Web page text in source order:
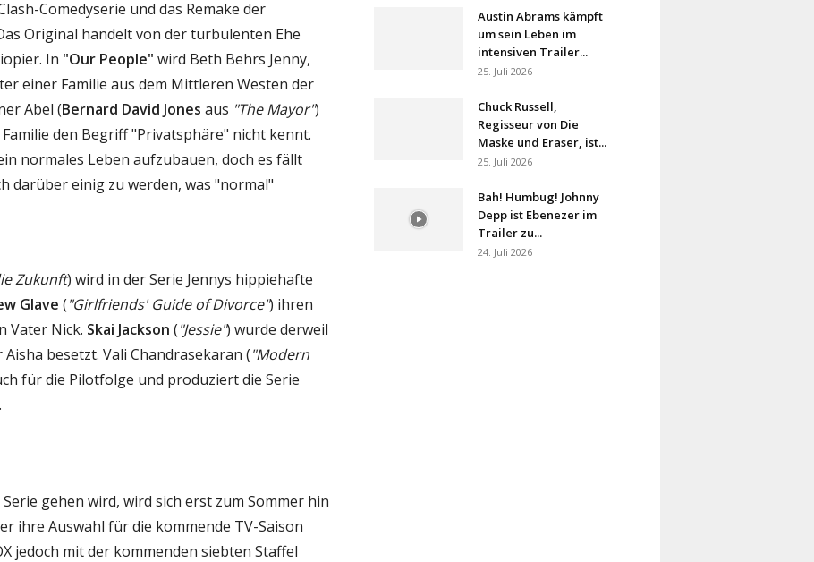
Comedyserie und das Remake der
Original handelt von der turbulenten Ehe
In "Our People" wird Beth Behrs Jenny,
einer Familie aus dem Mittleren Westen der
Abel (Bernard David Jones aus "The Mayor")
den Begriff "Privatsphäre" nicht kennt.
normales Leben aufzubauen, doch es fällt
darüber einig zu werden, was "normal"
Zukunft) wird in der Serie Jennys hippiehafte
Glave ("Girlfriends' Guide of Divorce") ihren
Vater Nick. Skai Jackson ("Jessie") wurde derweil
besetzt. Vali Chandrasekaran ("Modern
für die Pilotfolge und produziert die Serie
gehen wird, wird sich erst zum Sommer hin
ihre Auswahl für die kommende TV-Saison
jedoch mit der kommenden siebten Staffel
Austin Abrams kämpft
um sein Leben im
intensiven Trailer...
25. Juli 2026
Chuck Russell,
Regisseur von Die
Maske und Eraser, ist...
25. Juli 2026
Bah! Humbug! Johnny
Depp ist Ebenezer im
Trailer zu...
24. Juli 2026